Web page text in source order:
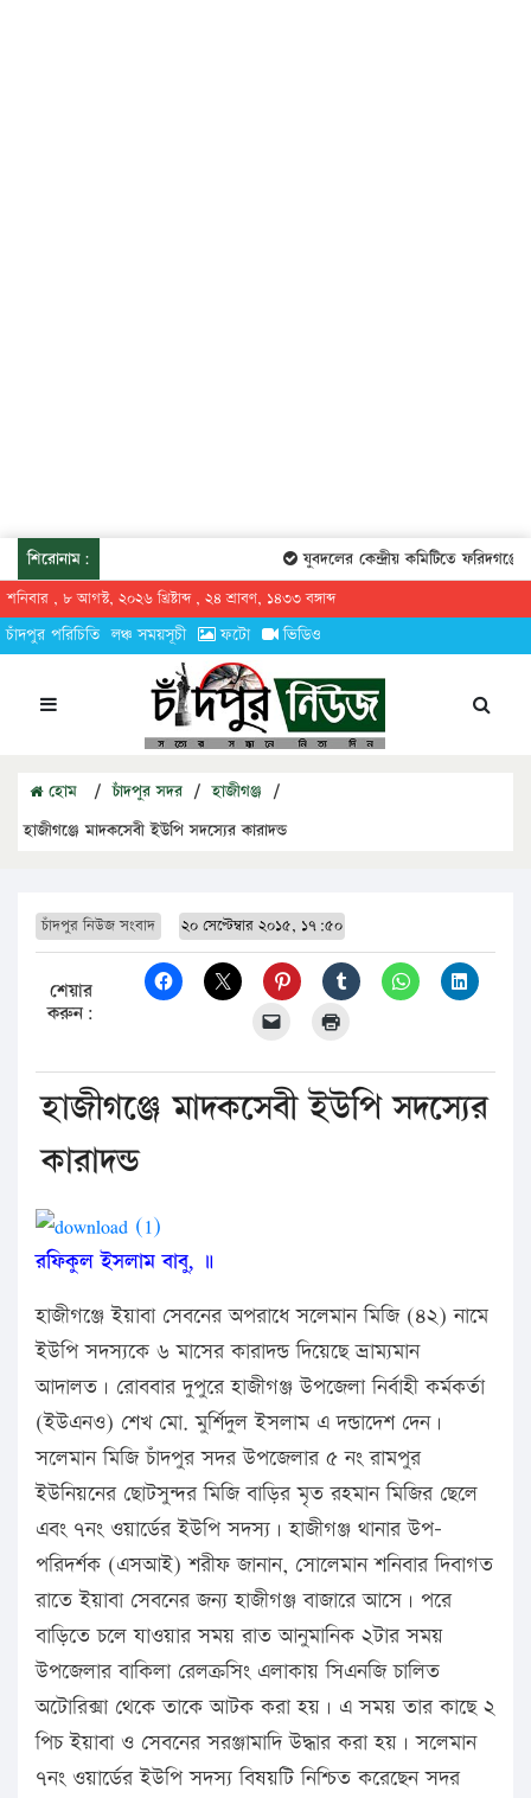
শিরোনাম: যুবদলের কেন্দ্রীয় কমিটিতে ফরিদগঞ্জের
শনিবার , ৮ আগস্ট, ২০২৬ খ্রিষ্টাব্দ , ২৪ শ্রাবণ, ১৪৩৩ বঙ্গাব্দ
চাঁদপুর পরিচিতি লঞ্চ সময়সূচী ফটো ভিডিও
হোম / চাঁদপুর সদর / হাজীগঞ্জ /
হাজীগঞ্জে মাদকসেবী ইউপি সদস্যের কারাদন্ড
চাঁদপুর নিউজ সংবাদ ২০ সেপ্টেম্বার ২০১৫, ১৭:৫০
শেয়ার
করুন:
হাজীগঞ্জে মাদকসেবী ইউপি সদস্যের
কারাদন্ড
রফিকুল ইসলাম বাবু, ॥
হাজীগঞ্জে ইয়াবা সেবনের অপরাধে সলেমান মিজি (৪২) নামে
ইউপি সদস্যকে ৬ মাসের কারাদন্ড দিয়েছে ভ্রাম্যমান
আদালত। রোববার দুপুরে হাজীগঞ্জ উপজেলা নির্বাহী কর্মকর্তা
(ইউএনও) শেখ মো. মুর্শিদুল ইসলাম এ দন্ডাদেশ দেন।
সলেমান মিজি চাঁদপুর সদর উপজেলার ৫ নং রামপুর
ইউনিয়নের ছোটসুন্দর মিজি বাড়ির মৃত রহমান মিজির ছেলে
এবং ৭নং ওয়ার্ডের ইউপি সদস্য। হাজীগঞ্জ থানার উপ-
পরিদর্শক (এসআই) শরীফ জানান, সোলেমান শনিবার দিবাগত
রাতে ইয়াবা সেবনের জন্য হাজীগঞ্জ বাজারে আসে। পরে
বাড়িতে চলে যাওয়ার সময় রাত আনুমানিক ২টার সময়
উপজেলার বাকিলা রেলক্রসিং এলাকায় সিএনজি চালিত
অটোরিক্সা থেকে তাকে আটক করা হয়। এ সময় তার কাছে ২
পিচ ইয়াবা ও সেবনের সরঞ্জামাদি উদ্ধার করা হয়। সলেমান
৭নং ওয়ার্ডের ইউপি সদস্য বিষয়টি নিশ্চিত করেছেন সদর